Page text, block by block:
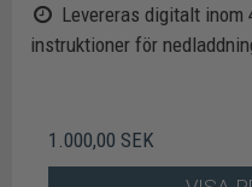
Levereras digitalt inom
instruktioner för
1.000,00 SEK